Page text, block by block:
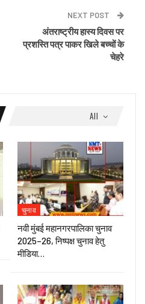
NEXT POST
अंतराष्ट्रीय हास्य दिवस पर
प्रशस्ति पत्र पाकर खिले बच्चों के
चेहरे
All
चुनाव
नवी मुंबई महानगरपालिका चुनाव
2025–26, निष्पक्ष चुनाव हेतु
मीडिया…